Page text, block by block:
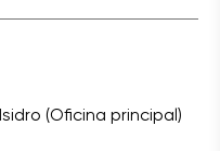
(Oficina principal)